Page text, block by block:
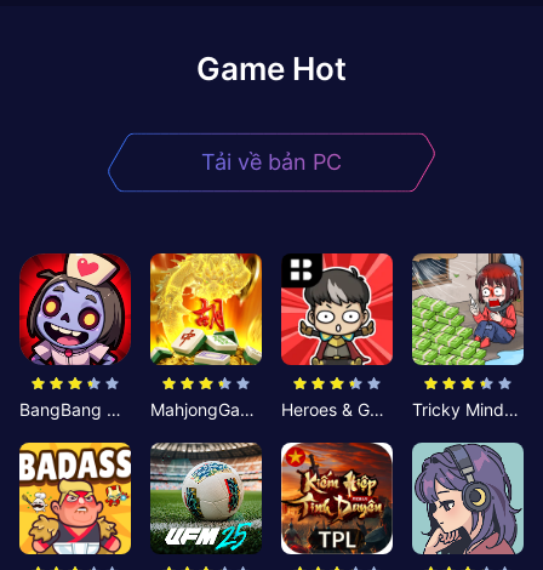
Game Hot
Tải về bản PC
BangBang Zombies:Chiến Shelter MahjongGame Heroes & Gear? Yoink! Tricky Minds: Brainy Puzzle